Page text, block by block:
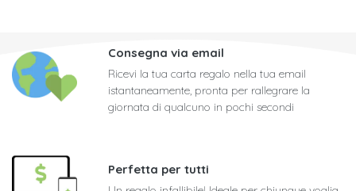
Consegna via email
Ricevi la tua carta regalo nella tua email
istantaneamente, pronta per rallegrare la
giornata di qualcuno in pochi secondi
Perfetta per tutti